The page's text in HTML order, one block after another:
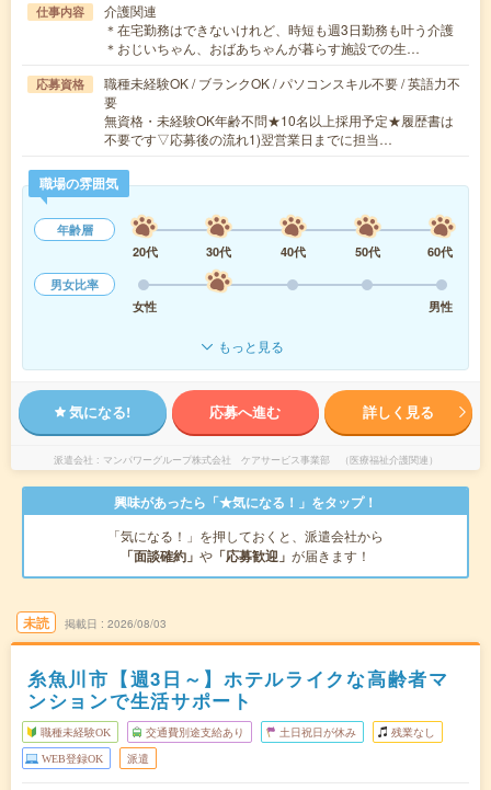
仕事内容
介護関連
＊在宅勤務はできないけれど、時短も週3日勤務も叶う介護
＊おじいちゃん、おばあちゃんが暮らす施設での生…
応募資格
職種未経験OK / ブランクOK / パソコンスキル不要 / 英語力不
要
無資格・未経験OK年齢不問★10名以上採用予定★履歴書は
不要です▽応募後の流れ1)翌営業日までに担当…
職場の雰囲気
年齢層
20代
30代 40代 50代
60代
男女比率
女性
男性
もっと見る
気になる! 応募へ進む 詳しく見る
派遣会社 マンパワーグループ株式会社 ケアサービス事業部 （医療福祉介護関連）
興味があったら「★気になる！」をタップ！
「気になる！」を押しておくと、派遣会社から
「面談確約」 や 「応募歓迎」 が届きます！
未読 掲載日 2026/08/03
糸魚川市【週3日～】ホテルライクな高齢者マ
ンションで生活サポート
職種未経験OK 交通費別途支給あり 土日祝日が休み 残業なし
WEB登録OK 派遣